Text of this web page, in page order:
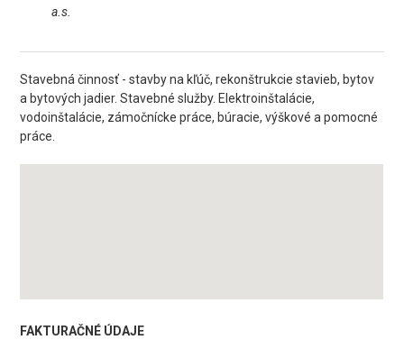
a.s.
Stavebná činnosť - stavby na kľúč, rekonštrukcie stavieb, bytov
a bytových jadier. Stavebné služby. Elektroinštalácie,
vodoinštalácie, zámočnícke práce, búracie, výškové a pomocné
práce.
FAKTURAČNÉ ÚDAJE